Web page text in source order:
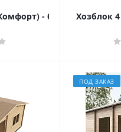
- брус 44 ммХозблок
ПОД ЗАКАЗ